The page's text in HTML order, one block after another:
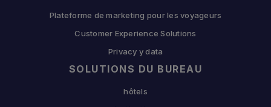
Plateforme de marketing pour les voyageurs
Customer Experience Solutions
Privacy y data
SOLUTIONS DU BUREAU
hôtels